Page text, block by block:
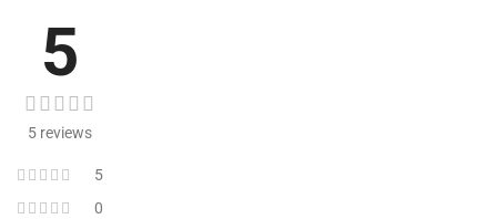
5
5 reviews
5
0